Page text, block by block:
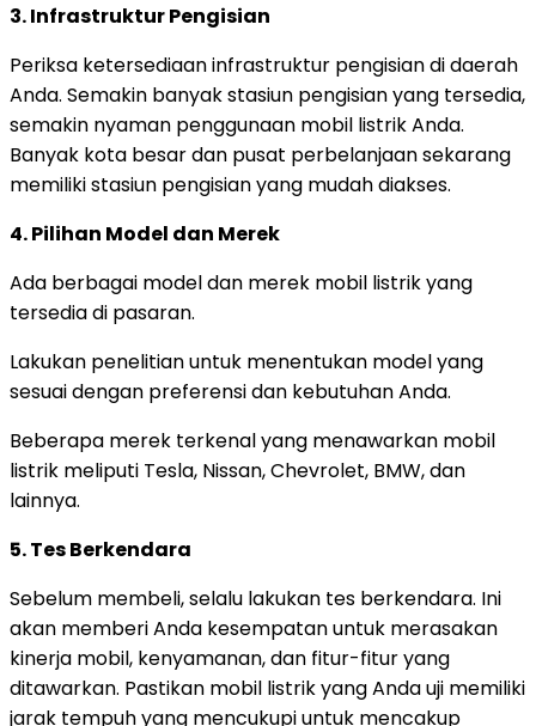
3. Infrastruktur Pengisian
Periksa ketersediaan infrastruktur pengisian di daerah
Anda. Semakin banyak stasiun pengisian yang tersedia,
semakin nyaman penggunaan mobil listrik Anda.
Banyak kota besar dan pusat perbelanjaan sekarang
memiliki stasiun pengisian yang mudah diakses.
4. Pilihan Model dan Merek
Ada berbagai model dan merek mobil listrik yang
tersedia di pasaran.
Lakukan penelitian untuk menentukan model yang
sesuai dengan preferensi dan kebutuhan Anda.
Beberapa merek terkenal yang menawarkan mobil
listrik meliputi Tesla, Nissan, Chevrolet, BMW, dan
lainnya.
5. Tes Berkendara
Sebelum membeli, selalu lakukan tes berkendara. Ini
akan memberi Anda kesempatan untuk merasakan
kinerja mobil, kenyamanan, dan fitur-fitur yang
ditawarkan. Pastikan mobil listrik yang Anda uji memiliki
jarak tempuh yang mencukupi untuk mencakup